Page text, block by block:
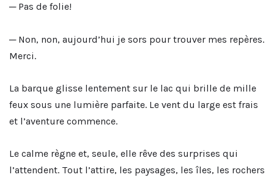
─ Pas de folie!
─ Non, non, aujourd’hui je sors pour trouver mes repères.
Merci.
La barque glisse lentement sur le lac qui brille de mille
feux sous une lumière parfaite. Le vent du large est frais
et l’aventure commence.
Le calme règne et, seule, elle rêve des surprises qui
l’attendent. Tout l’attire, les paysages, les îles, les rochers